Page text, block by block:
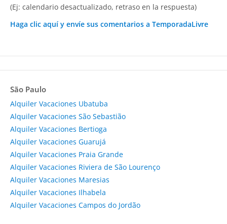
(Ej: calendario desactualizado, retraso en la respuesta)
Haga clic aquí y envíe sus comentarios a TemporadaLivre
São Paulo
Alquiler Vacaciones Ubatuba
Alquiler Vacaciones São Sebastião
Alquiler Vacaciones Bertioga
Alquiler Vacaciones Guarujá
Alquiler Vacaciones Praia Grande
Alquiler Vacaciones Riviera de São Lourenço
Alquiler Vacaciones Maresias
Alquiler Vacaciones Ilhabela
Alquiler Vacaciones Campos do Jordão